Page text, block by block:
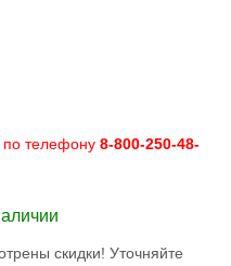
по телефону 8-800-250-48-
скидки! Уточняйте